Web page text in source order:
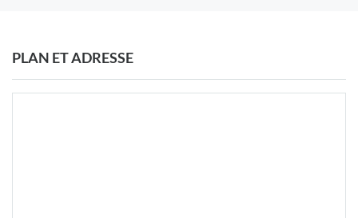
PLAN ET ADRESSE